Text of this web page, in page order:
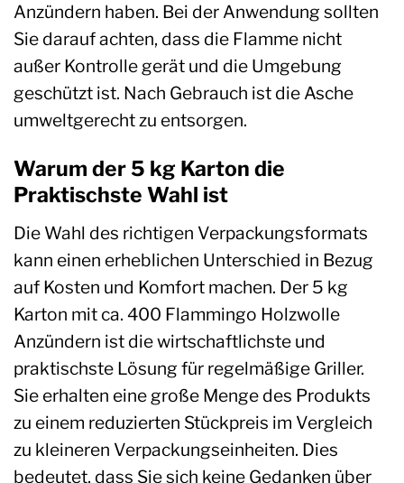
Anzündern haben. Bei der Anwendung sollten
Sie darauf achten, dass die Flamme nicht
außer Kontrolle gerät und die Umgebung
geschützt ist. Nach Gebrauch ist die Asche
umweltgerecht zu entsorgen.
Warum der 5 kg Karton die
Praktischste Wahl ist
Die Wahl des richtigen Verpackungsformats
kann einen erheblichen Unterschied in Bezug
auf Kosten und Komfort machen. Der 5 kg
Karton mit ca. 400 Flammingo Holzwolle
Anzündern ist die wirtschaftlichste und
praktischste Lösung für regelmäßige Griller.
Sie erhalten eine große Menge des Produkts
zu einem reduzierten Stückpreis im Vergleich
zu kleineren Verpackungseinheiten. Dies
bedeutet, dass Sie sich keine Gedanken über